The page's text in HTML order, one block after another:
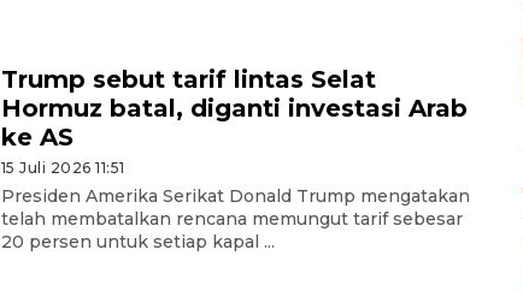
Trump sebut tarif lintas Selat
Hormuz batal, diganti investasi Arab
ke AS
15 Juli 2026 11:51
Presiden Amerika Serikat Donald Trump mengatakan
telah membatalkan rencana memungut tarif sebesar
20 persen untuk setiap kapal ...